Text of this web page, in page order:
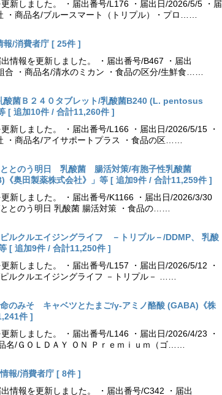
新しました。 ・届出番号/L176 ・届出日/2026/5/5 ・届
・商品名/ブルースマート（トリプル）・プロ……
報/消費者庁 [ 25件 ]
情報を更新しました。 ・届出番号/B467 ・届出
合 ・商品名/清水のミカン ・食品の区分/生鮮食……
酸菌Ｂ２４０タブレット/乳酸菌B240 (L. pentosus
[ 追加10件 / 合計11,260件 ]
新しました。 ・届出番号/L166 ・届出日/2026/5/15 ・
・商品名/アイサポートプラス ・食品の区……
とのう明日 乳酸菌 腸活対策/有胞子性乳酸菌
奥田製薬株式会社》」等 [ 追加9件 / 合計11,259件 ]
新しました。 ・届出番号/K1166 ・届出日/2026/3/30
とのう明日 乳酸菌 腸活対策 ・食品の……
ルクルエイジングライフ －トリプル－/DDMP、 乳酸
[ 追加9件 / 合計11,250件 ]
新しました。 ・届出番号/L157 ・届出日/2026/5/12 ・
ルクルエイジングライフ －トリプル－ ……
のみそ キャベツとたまご/γ-アミノ酪酸 (GABA)《株
件 ]
新しました。 ・届出番号/L146 ・届出日/2026/4/23 ・
名/ＧＯＬＤＡＹ ＯＮ Ｐｒｅｍｉｕｍ（ゴ……
報/消費者庁 [ 8件 ]
情報を更新しました。 ・届出番号/C342 ・届出